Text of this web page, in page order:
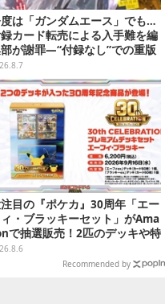
は「ガンダムエース」でも…
カード転売による入手難を編
が謝罪―“付録なし”での重版
を進行中
目の『ポケカ』30周年「エー
・ブラッキーセット」がAma
で抽選販売！2匹のデッキや特
ードを収録
Recommended by